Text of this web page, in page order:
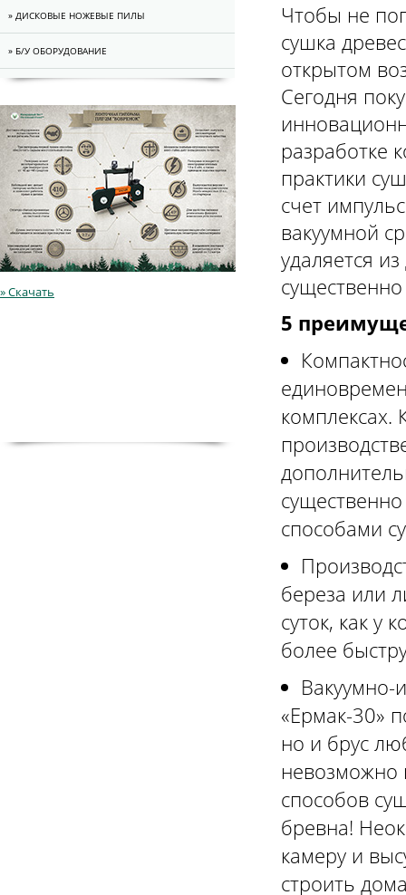
» ДИСКОВЫЕ НОЖЕВЫЕ ПИЛЫ
» Б/У ОБОРУДОВАНИЕ
» Скачать
Чтобы не
сушка
открытом
Сегодня
разработке
практики
счет
вакуумной
удаляется
5
комплексах.
способами
береза или
суток, как у
более
«Ермак-30»
но и брус
невозможно
способов
бревна!
камеру и
строить